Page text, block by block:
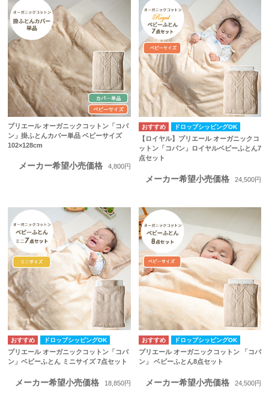
プリエール オーガニックコットン「コパ
ン」掛ふとんカバー単品 ベビーサイズ
102×128cm
メーカー希望小売価格 4,800円
ドロップシッピングOK
【ロイヤル】プリエール オーガニックコ
ットン「コパン」ロイヤルベビーふとん7
点セット
メーカー希望小売価格 24,500円
ドロップシッピングOK
プリエール オーガニックコットン「コパ
ン」ベビーふとん ミニサイズ 7点セット
メーカー希望小売価格 18,850円
ドロップシッピングOK
プリエール オーガニックコットン 「コパ
ン」 ベビーふとん8点セット
メーカー希望小売価格 24,500円